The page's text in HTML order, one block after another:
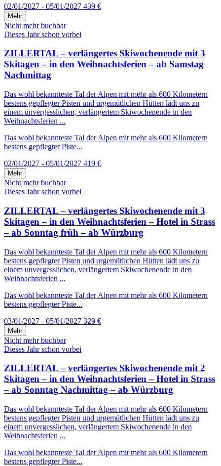
02/01/2027 - 05/01/2027 439 €
Mehr
Nicht mehr buchbar
Dieses Jahr schon vorbei
ZILLERTAL – verlängertes Skiwochenende mit 3
Skitagen – in den Weihnachtsferien – ab Samstag
Nachmittag
Das wohl bekannteste Tal der Alpen mit mehr als 600 Kilometern
bestens gepflegter Pisten und urgemütlichen Hütten lädt uns zu
einem unvergesslichen, verlängertem Skiwochenende in den
Weihnachtsferien ...
Das wohl bekannteste Tal der Alpen mit mehr als 600 Kilometern
bestens gepflegter Piste...
02/01/2027 - 05/01/2027 419 €
Mehr
Nicht mehr buchbar
Dieses Jahr schon vorbei
ZILLERTAL – verlängertes Skiwochenende mit 3
Skitagen – in den Weihnachtsferien – Hotel in Strass
– ab Sonntag früh – ab Würzburg
Das wohl bekannteste Tal der Alpen mit mehr als 600 Kilometern
bestens gepflegter Pisten und urgemütlichen Hütten lädt uns zu
einem unvergesslichen, verlängertem Skiwochenende in den
Weihnachtsferien ...
Das wohl bekannteste Tal der Alpen mit mehr als 600 Kilometern
bestens gepflegter Piste...
03/01/2027 - 05/01/2027 329 €
Mehr
Nicht mehr buchbar
Dieses Jahr schon vorbei
ZILLERTAL – verlängertes Skiwochenende mit 2
Skitagen – in den Weihnachtsferien – Hotel in Strass
– ab Sonntag Nachmittag – ab Würzburg
Das wohl bekannteste Tal der Alpen mit mehr als 600 Kilometern
bestens gepflegter Pisten und urgemütlichen Hütten lädt uns zu
einem unvergesslichen, verlängertem Skiwochenende in den
Weihnachtsferien ...
Das wohl bekannteste Tal der Alpen mit mehr als 600 Kilometern
bestens gepflegter Piste...